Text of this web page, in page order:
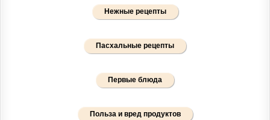
Нежные рецепты
Пасхальные рецепты
Первые блюда
Польза и вред продуктов